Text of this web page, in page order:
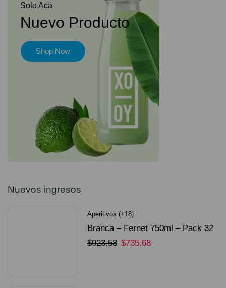
Solo Acá
Nuevo Producto
Shop Now
Nuevos ingresos
Aperitivos (+18)
Branca – Fernet 750ml – Pack 32
Unidades
$923.58 $735.68